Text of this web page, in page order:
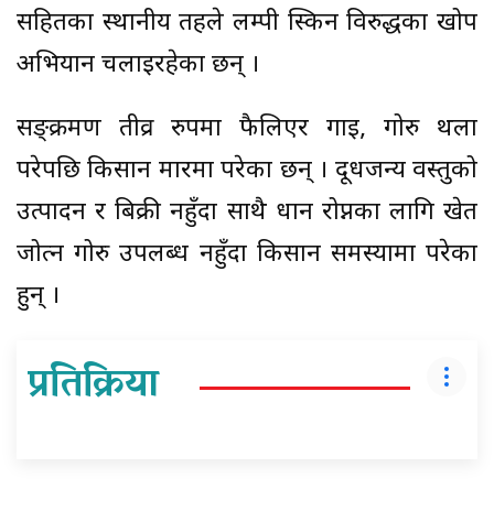
सहितका स्थानीय तहले लम्पी स्किन विरुद्धका खोप
अभियान चलाइरहेका छन् ।
सङ्क्रमण तीव्र रुपमा फैलिएर गाई, गोरु थला
परेपछि किसान मारमा परेका छन् । दूधजन्य वस्तुको
उत्पादन र बिक्री नहुँदा साथै धान रोप्नका लागि खेत
जोत्न गोरु उपलब्ध नहुँदा किसान समस्यामा परेका
हुन् ।
प्रतिक्रिया